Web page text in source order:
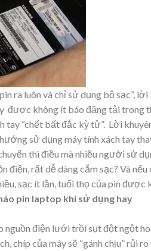
ra luôn và chỉ sử dụng bộ sạc”, lời
được không ít báo đăng tải trong
tay “chết bất đắc kỳ tử”. Lời
sử dụng máy tính xách tay
thì điều mà nhiều người sử
điện, rất dễ dàng cắm sạc? Và nếu
sạc ít lần, tuổi thọ của pin được
pin laptop khi sử dụng hay
nguồn điện lưới trồi sụt đột ngột
chíp của máy sẽ “gánh chịu” rủi